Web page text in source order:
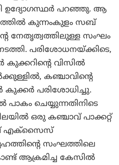
ഉദ്യോഗസ്ഥർ പറഞ്ഞു. ആ
കുന്നംകുളം സബ്
നേതൃത്വത്തിലുള്ള സംഘം
പരിശോധനയ്ക്കിടെ,
കുക്കറിന്റെ വിസിൽ
കഞ്ചാവിന്റെ
പരിശോധിച്ചു.
പാകം ചെയ്യുന്നതിനിടെ
ഒരു കഞ്ചാവ് പാക്കറ്റ്
എക്സൈസ്
സംഘത്തിലെ
ആക്രമിച്ച കേസിൽ